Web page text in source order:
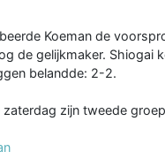
Koeman de
de gelijkmaker. Shiogai
belandde: 2-2.
zijn tweede